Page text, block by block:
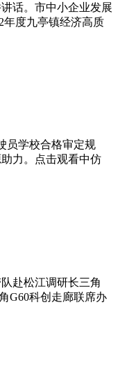
话。市中小企业发展
年度九亭镇经济高质
员学校合格审定规
力。点击观看中仿
赴松江调研长三角
G60科创走廊联席办